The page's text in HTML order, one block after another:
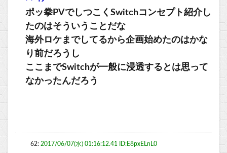
ポッ拳PVでしつこくSwitchコンセプト紹介し
たのはそういうことだな
海外ロケまでしてるから企画始めたのはかな
り前だろうし
ここまでSwitchが一般に浸透するとは思って
なかったんだろう
62: 2017/06/07(水) 01:16:12.41 ID:E8pxELnL0